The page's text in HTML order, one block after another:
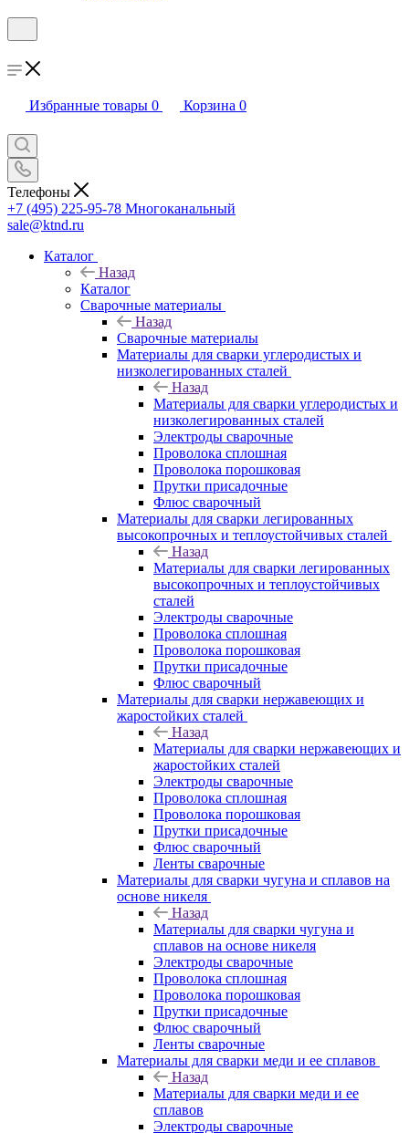
Избранные товары 0 Корзина 0
Телефоны
+7 (495) 225-95-78 Многоканальный
sale@ktnd.ru
Каталог
Назад
Каталог
Сварочные материалы
Назад
Сварочные материалы
Материалы для сварки углеродистых и
низколегированных сталей
Назад
Материалы для сварки углеродистых и
низколегированных сталей
Электроды сварочные
Проволока сплошная
Проволока порошковая
Прутки присадочные
Флюс сварочный
Материалы для сварки легированных
высокопрочных и теплоустойчивых сталей
Назад
Материалы для сварки легированных
высокопрочных и теплоустойчивых
сталей
Электроды сварочные
Проволока сплошная
Проволока порошковая
Прутки присадочные
Флюс сварочный
Материалы для сварки нержавеющих и
жаростойких сталей
Назад
Материалы для сварки нержавеющих и
жаростойких сталей
Электроды сварочные
Проволока сплошная
Проволока порошковая
Прутки присадочные
Флюс сварочный
Ленты сварочные
Материалы для сварки чугуна и сплавов на
основе никеля
Назад
Материалы для сварки чугуна и
сплавов на основе никеля
Электроды сварочные
Проволока сплошная
Проволока порошковая
Прутки присадочные
Флюс сварочный
Ленты сварочные
Материалы для сварки меди и ее сплавов
Назад
Материалы для сварки меди и ее
сплавов
Электроды сварочные